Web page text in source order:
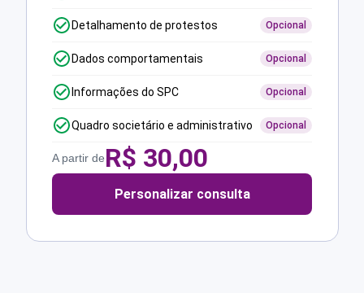
Detalhamento de protestos Opcional
Dados comportamentais Opcional
Informações do SPC Opcional
Quadro societário e administrativo Opcional
A partir deR$ 30,00
Personalizar consulta